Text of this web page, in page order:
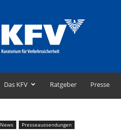
–
Kuratorium
für
Das KFV Ratgeber Presse
News Presseaussendungen